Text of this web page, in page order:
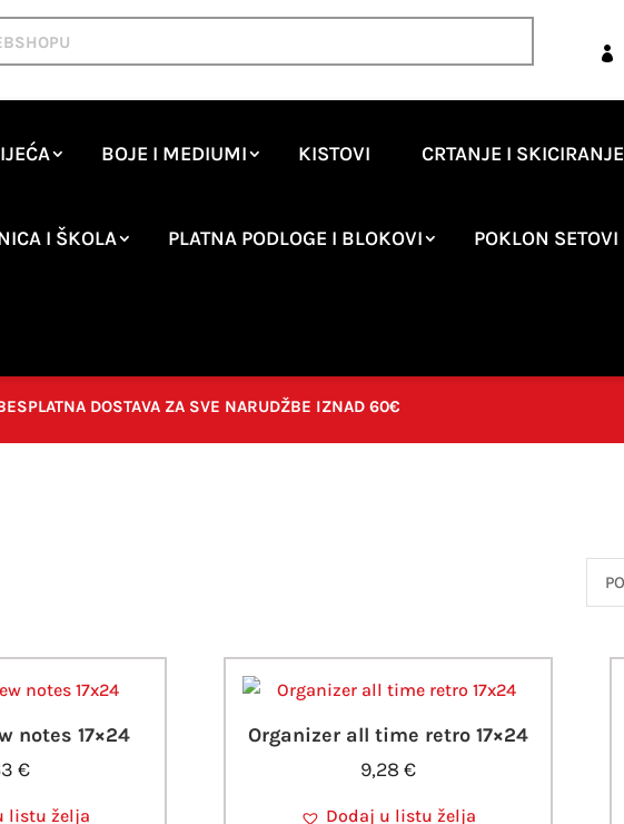

BOJE I MEDIUMI KISTOVI CRTANJE I SKICIRANJE
I ŠKOLA PLATNA PODLOGE I BLOKOVI POKLON SETOVI
DOSTAVA ZA SVE NARUDŽBE IZNAD 60€
notes 17×24
€
listu želja
Organizer all time retro 17×24
9,28 €
Dodaj u listu želja